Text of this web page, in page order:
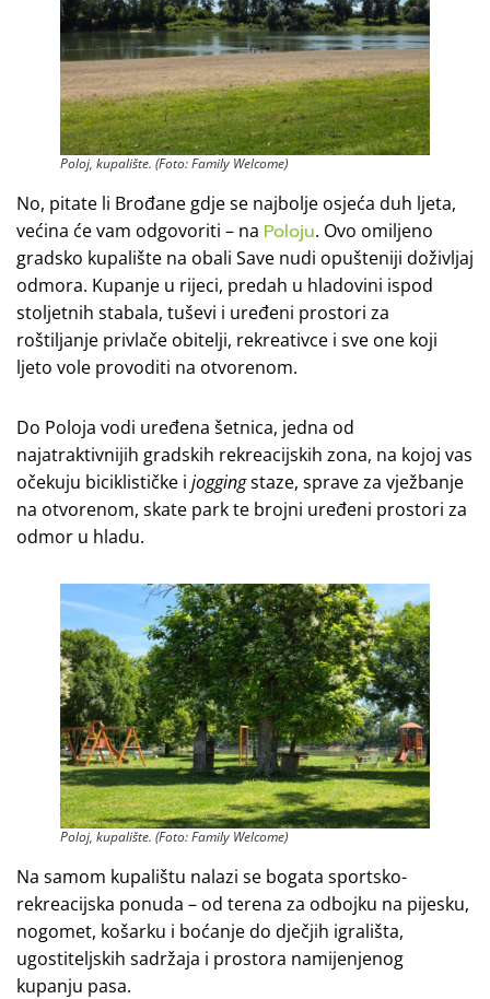
Poloj, kupalište. (Foto: Family Welcome)
No, pitate li Brođane gdje se najbolje osjeća duh ljeta,
većina će vam odgovoriti – na Poloju. Ovo omiljeno
gradsko kupalište na obali Save nudi opušteniji doživljaj
odmora. Kupanje u rijeci, predah u hladovini ispod
stoljetnih stabala, tuševi i uređeni prostori za
roštiljanje privlače obitelji, rekreativce i sve one koji
ljeto vole provoditi na otvorenom.
Do Poloja vodi uređena šetnica, jedna od
najatraktivnijih gradskih rekreacijskih zona, na kojoj vas
očekuju biciklističke i joggingstaze, sprave za vježbanje
na otvorenom, skate park te brojni uređeni prostori za
odmor u hladu.
Poloj, kupalište. (Foto: Family Welcome)
Na samom kupalištu nalazi se bogata sportsko-
rekreacijska ponuda – od terena za odbojku na pijesku,
nogomet, košarku i boćanje do dječjih igrališta,
ugostiteljskih sadržaja i prostora namijenjenog
kupanju pasa.